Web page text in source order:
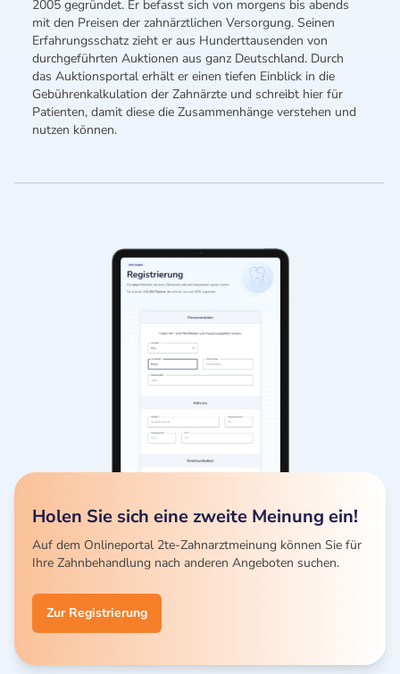
2005 gegründet. Er befasst sich von morgens bis abends
mit den Preisen der zahnärztlichen Versorgung. Seinen
Erfahrungsschatz zieht er aus Hunderttausenden von
durchgeführten Auktionen aus ganz Deutschland. Durch
das Auktionsportal erhält er einen tiefen Einblick in die
Gebührenkalkulation der Zahnärzte und schreibt hier für
Patienten, damit diese die Zusammenhänge verstehen und
nutzen können.
Holen Sie sich eine zweite Meinung ein!
Auf dem Onlineportal 2te-Zahnarztmeinung können Sie für
Ihre Zahnbehandlung nach anderen Angeboten suchen.
Zur Registrierung